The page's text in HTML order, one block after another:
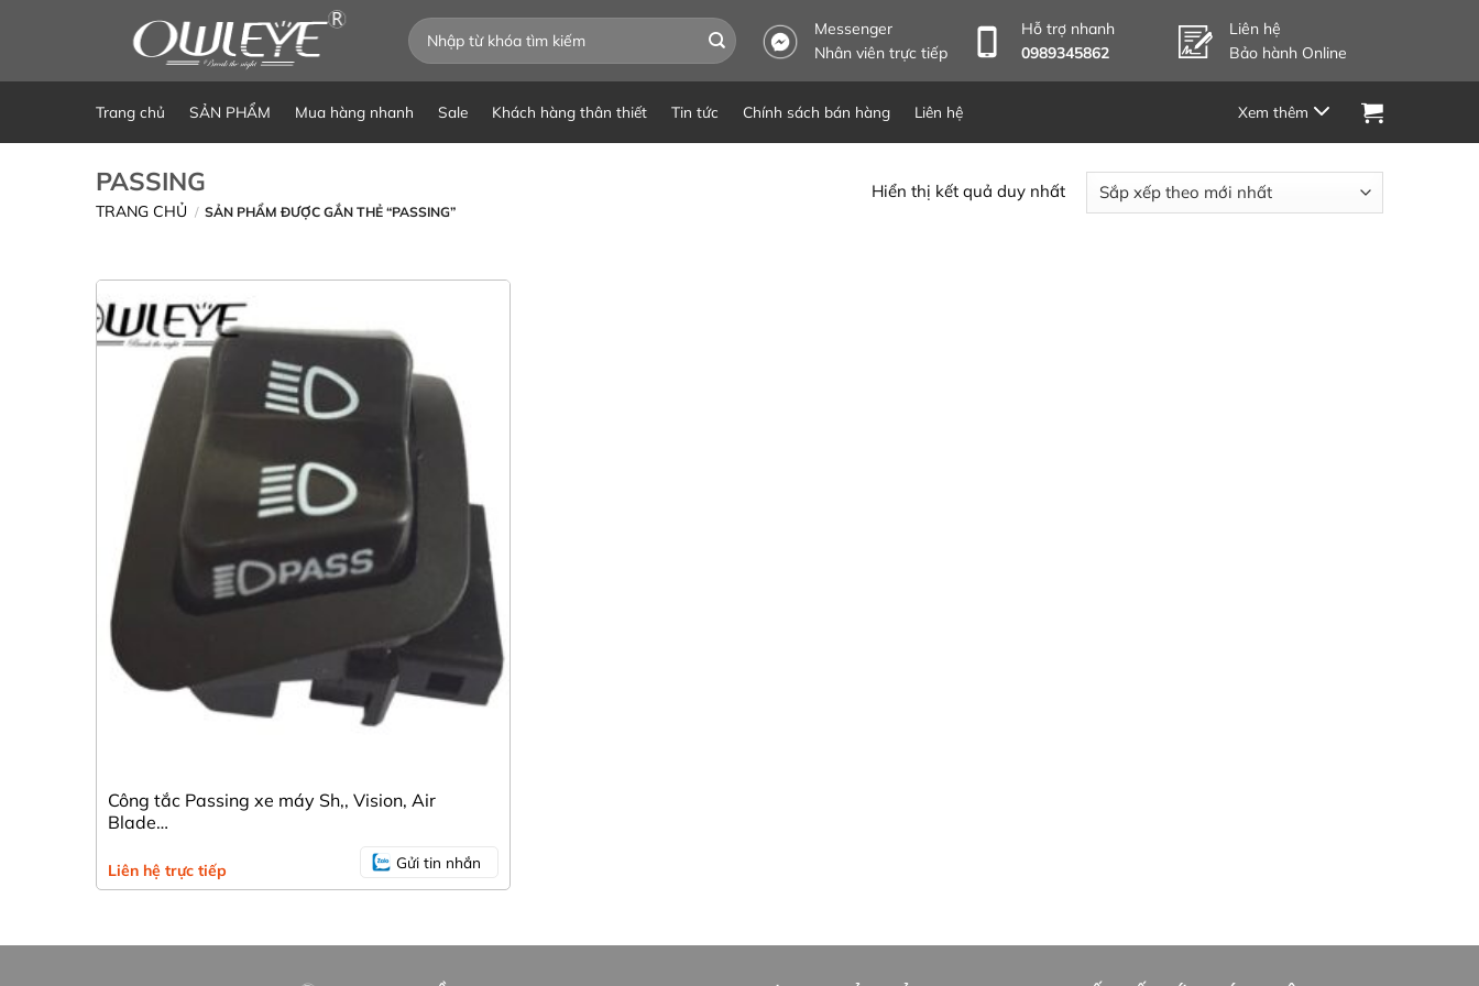
Tìm
kiếm:
Messenger
Nhân viên trực tiếp
Hỗ trợ nhanh
0989345862
Liên hệ
Bảo hành Online
Trang chủ SẢN PHẨM Mua hàng nhanh Sale Khách hàng thân thiết Tin tức Chính sách bán hàng Liên hệ
PASSING
TRANG CHỦ / SẢN PHẨM ĐƯỢC GẮN THẺ “PASSING”
Hiển thị kết quả duy nhất
Công tắc Passing xe máy Sh,, Vision, Air
Blade…
Liên hệ trực tiếp Gửi tin nhắn